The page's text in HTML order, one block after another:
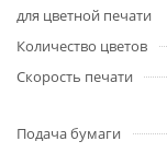
для цветной печати
Количество цветов
Скорость печати
Подача бумаги